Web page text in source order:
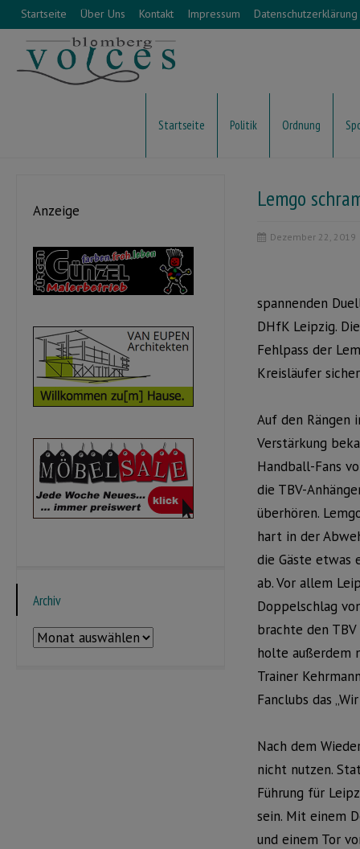
Startseite Über Uns Kontakt Impressum Datenschutzerklärung
Startseite Politik Ordnung
Lemgo
Dezember 22, 2019
spannenden
DHfK Leipzig.
Fehlpass der
Kreisläufer
Auf den Rängen
Verstärkung
Handball-Fans
die TBV-
überhören.
hart in der
die Gäste
ab. Vor allem
Doppelschlag
brachte den
holte außerdem
Trainer
Fanclubs das
Nach dem
nicht nutzen.
Führung für
sein. Mit einem
und einem Tor
Anzeige
Archiv
Archiv